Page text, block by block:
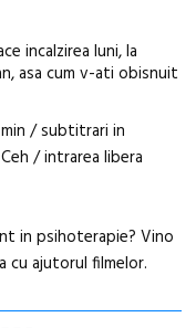
incalzirea luni, la
asa cum v-ati obisnuit
/ subtitrari in
/ intrarea libera
in psihoterapie? Vino
cu ajutorul filmelor.